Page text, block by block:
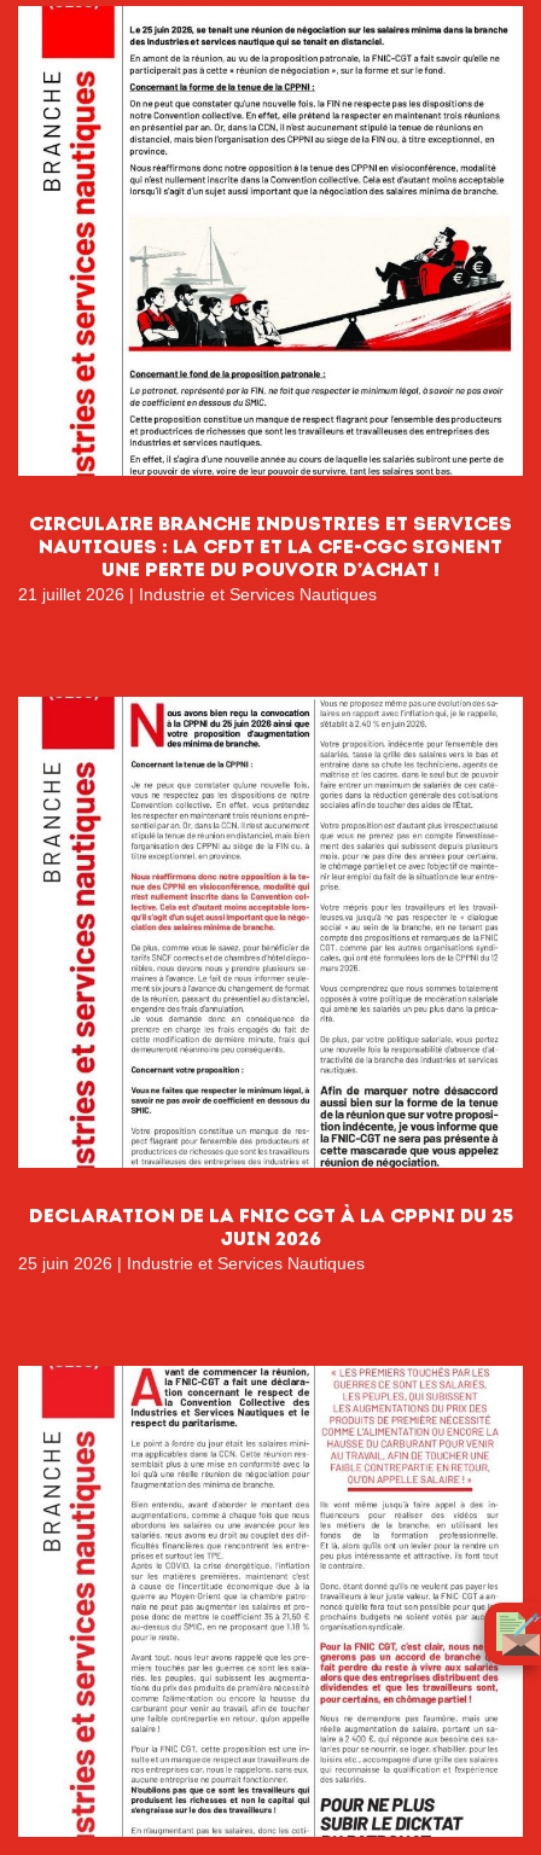
CIRCULAIRE BRANCHE INDUSTRIES ET SERVICES
NAUTIQUES : La CFDT et la CFE-CGC signent
une perte du pouvoir D’ACHAT !
21 juillet 2026 | Industrie et Services Nautiques
Declaration de la FNIC CGT à la CPPNI du 25
juin 2026
25 juin 2026 | Industrie et Services Nautiques